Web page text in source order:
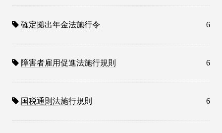
確定拠出年金法施行令 6
障害者雇用促進法施行規則 6
国税通則法施行規則 6